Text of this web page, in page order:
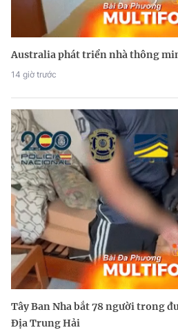
Australia phát triển nhà thông
14 giờ trước
Tây Ban Nha bắt 78 người trong
Địa Trung Hải